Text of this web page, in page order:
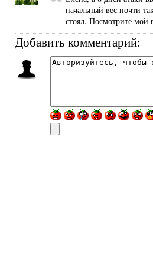
начальный вес почти
стоял. Посмотрите мой
Добавить комментарий: